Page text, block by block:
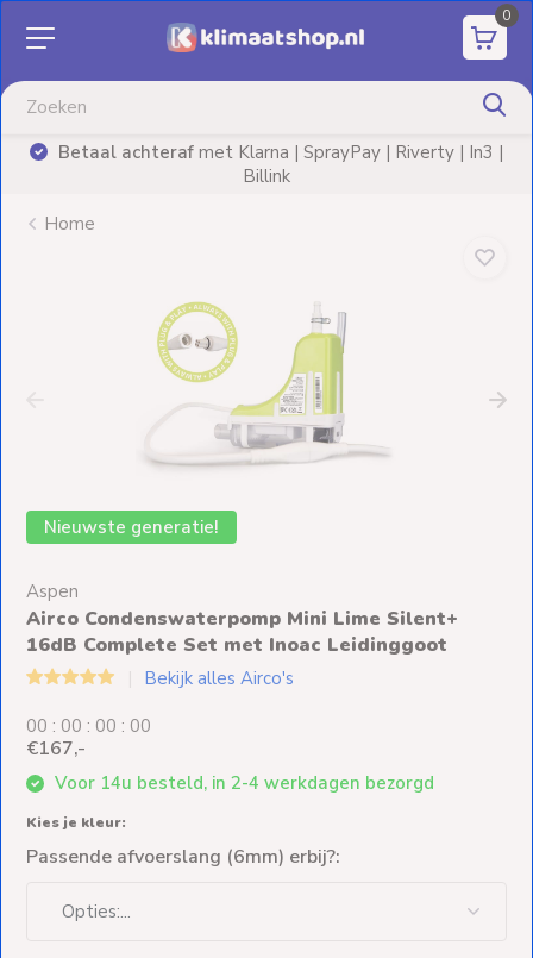
0
Betaal achterafmet Klarna | SprayPay | Riverty | In3 |
Billink
Aanbiedingen
verwarming
Elektrische
Installatiematerialen
Ventilators
Spoed- en
Weekendleveringen
Klantenservice
Contact
Home
Nieuwste generatie!
Aspen
Airco Condenswaterpomp Mini Lime Silent+
16dB Complete Set met Inoac Leidinggoot
Bekijk alles Airco's
00 : 00 : 00 : 00
€167,-
Voor 14u besteld, in 2-4 werkdagen bezorgd
Kies je kleur:
Passende afvoerslang (6mm) erbij?: